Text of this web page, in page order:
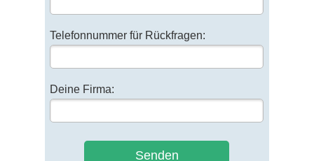
Telefonnummer für Rückfragen:
Deine Firma:
Senden